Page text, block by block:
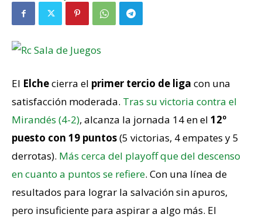
El Elchecierra el primer tercio de liga con una
satisfacción moderada. Tras su victoria contra el
Mirandés (4-2), alcanza la jornada 14 en el 12º
puesto con 19 puntos(5 victorias, 4 empates y 5
derrotas). Más cerca del playoff que del descenso
en cuanto a puntos se refiere. Con una línea de
resultados para lograr la salvación sin apuros,
pero insuficiente para aspirar a algo más. El